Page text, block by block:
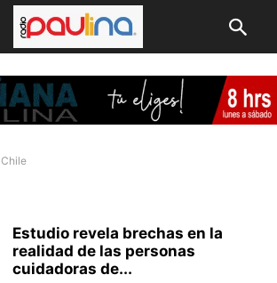
Chile
Estudio revela brechas en la
realidad de las personas
cuidadoras de...